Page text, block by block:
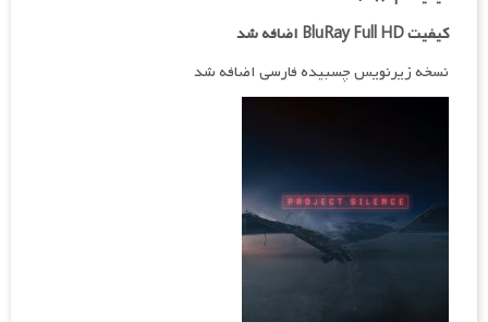
کیفیت BluRay Full HD اضافه شد
نسخه زیرنویس چسبیده فارسی اضافه شد